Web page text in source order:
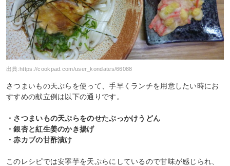
出典:https://cookpad.com/user_kondates/66088
さつまいもの天ぷらを使って、手早くランチを用意したい時にお
すすめの献立例は以下の通りです。
・さつまいもの天ぷらをのせたぶっかけうどん
・銀杏と紅生姜のかき揚げ
・赤カブの甘酢漬け
このレシピでは安寧芋を天ぷらにしているので甘味が感じられ、